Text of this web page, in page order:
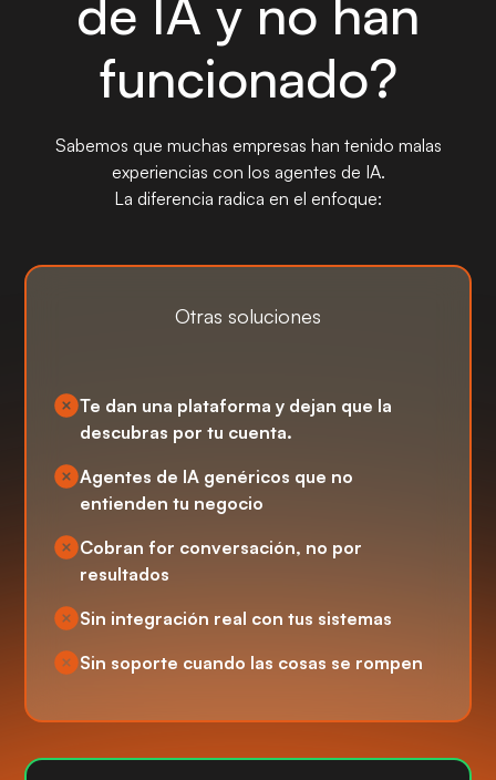
de IA y no han
funcionado?
Sabemos que muchas empresas han tenido malas
experiencias con los agentes de IA.
La diferencia radica en el enfoque:
Otras soluciones
Te dan una plataforma y dejan que la
descubras por tu cuenta.
Agentes de IA genéricos que no
entienden tu negocio
Cobran for conversación, no por
resultados
Sin integración real con tus sistemas
Sin soporte cuando las cosas se rompen